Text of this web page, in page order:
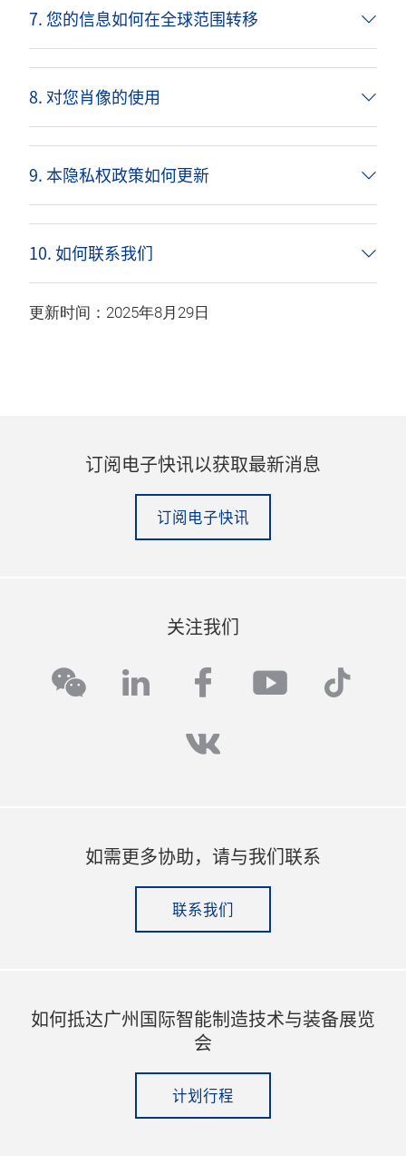
7. 您的信息如何在全球范围转移
8. 对您肖像的使用
9. 本隐私权政策如何更新
10. 如何联系我们
更新时间：2025年8月29日
订阅电子快讯以获取最新消息
订阅电子快讯
关注我们
wechatlinkedinfacebook
youtube
vk
如需更多协助，请与我们联系
联系我们
如何抵达广州国际智能制造技术与装备展览
会
计划行程